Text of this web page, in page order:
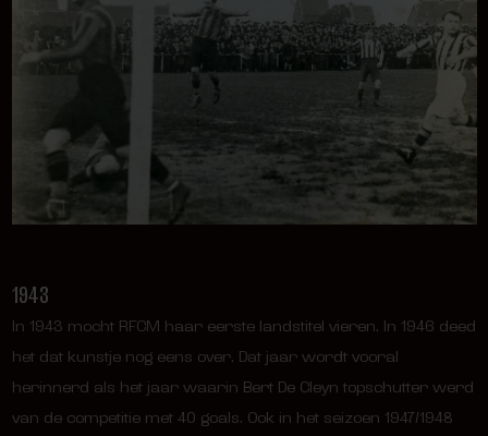
1943
In 1943 mocht RFCM haar eerste landstitel vieren. In 1946 deed
het dat kunstje nog eens over. Dat jaar wordt vooral
herinnerd als het jaar waarin Bert De Cleyn topschutter werd
van de competitie met 40 goals. Ook in het seizoen 1947/1948